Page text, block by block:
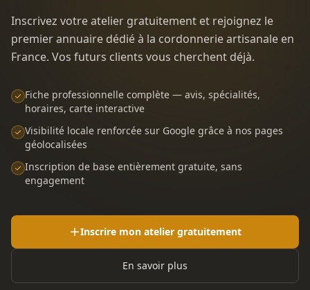
Inscrivez votre atelier gratuitement et rejoignez le
premier annuaire dédié à la cordonnerie artisanale en
France. Vos futurs clients vous cherchent déjà.
Fiche professionnelle complète — avis, spécialités,
horaires, carte interactive
Visibilité locale renforcée sur Google grâce à nos pages
géolocalisées
Inscription de base entièrement gratuite, sans
engagement
Inscrire mon atelier gratuitement
En savoir plus